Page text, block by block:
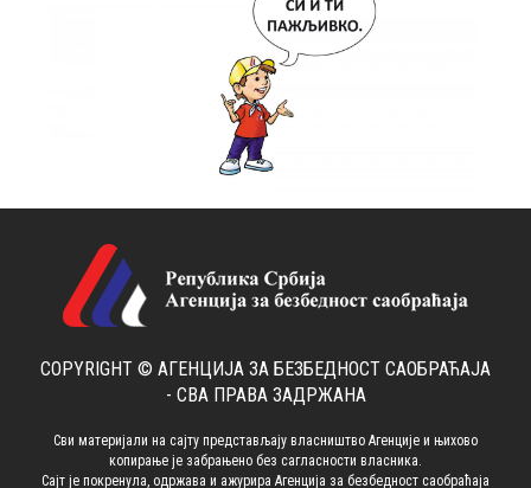
COPYRIGHT © АГЕНЦИЈА ЗА БЕЗБЕДНОСТ САОБРАЋАЈА
- СВА ПРАВА ЗАДРЖАНА
Сви материјали на сајту представљају власништво Агенције и њихово
копирање је забрањено без сагласности власника.
Сајт је покренула, одржава и ажурира Агенција за безбедност саобраћаја